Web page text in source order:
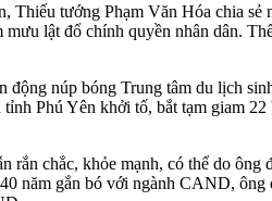
tướng Phạm Văn Hóa chia
lật đổ chính quyền nhân dân.
núp bóng Trung tâm du lịch
Phú Yên khởi tố, bắt tạm giam
chắc, khỏe mạnh, có thể do
năm gắn bó với ngành CAND,